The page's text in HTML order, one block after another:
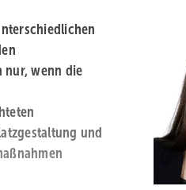
nur, wenn die
und